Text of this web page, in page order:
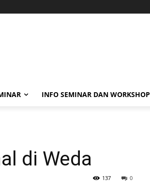
INFO SEMINAR DAN WORKSHOP
di Weda
0
137